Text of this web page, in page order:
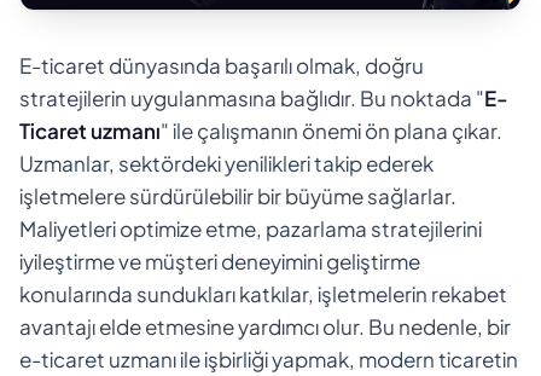
E-ticaret dünyasında başarılı olmak, doğru
stratejilerin uygulanmasına bağlıdır. Bu noktada "E-
Ticaret uzmanı" ile çalışmanın önemi ön plana çıkar.
Uzmanlar, sektördeki yenilikleri takip ederek
işletmelere sürdürülebilir bir büyüme sağlarlar.
Maliyetleri optimize etme, pazarlama stratejilerini
iyileştirme ve müşteri deneyimini geliştirme
konularında sundukları katkılar, işletmelerin rekabet
avantajı elde etmesine yardımcı olur. Bu nedenle, bir
e-ticaret uzmanı ile işbirliği yapmak, modern ticaretin